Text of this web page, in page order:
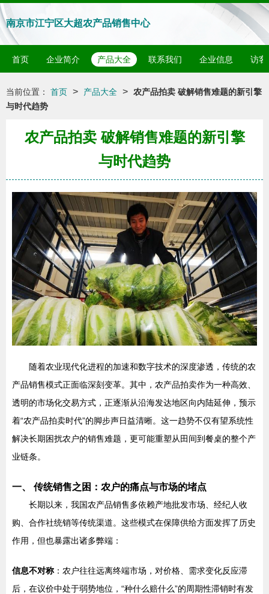
南京市江宁区大超农产品销售中心
首页 企业简介 产品大全 联系我们 企业信息 访客
当前位置： 首页 > 产品大全 > 农产品拍卖 破解销售难题的新引擎
与时代趋势
农产品拍卖 破解销售难题的新引擎
与时代趋势
随着农业现代化进程的加速和数字技术的深度渗透，传统的农
产品销售模式正面临深刻变革。其中，农产品拍卖作为一种高效、
透明的市场化交易方式，正逐渐从沿海发达地区向内陆延伸，预示
着“农产品拍卖时代”的脚步声日益清晰。这一趋势不仅有望系统性
解决长期困扰农户的销售难题，更可能重塑从田间到餐桌的整个产
业链条。
一、 传统销售之困：农户的痛点与市场的堵点
长期以来，我国农产品销售多依赖产地批发市场、经纪人收
购、合作社统销等传统渠道。这些模式在保障供给方面发挥了历史
作用，但也暴露出诸多弊端：
信息不对称 ：农户往往远离终端市场，对价格、需求变化反应滞
后，在议价中处于弱势地位，“种什么赔什么”的周期性滞销时有发